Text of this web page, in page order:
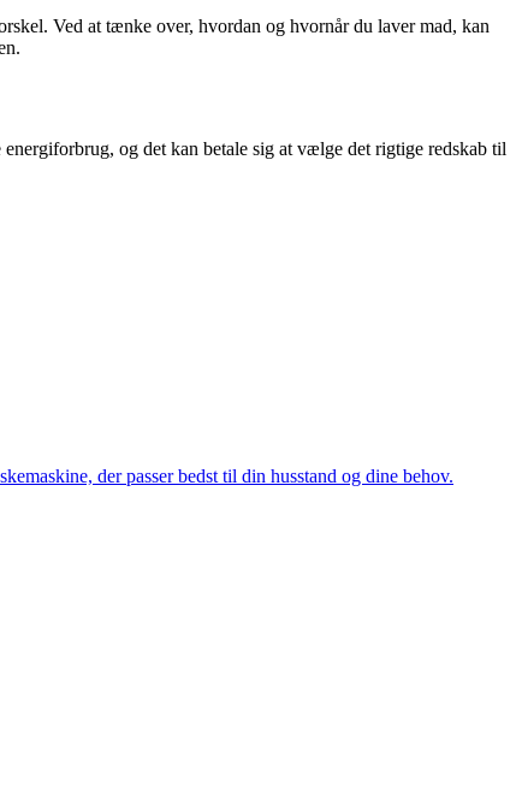
Ved at tænke over, hvordan og hvornår du laver mad, kan
og det kan betale sig at vælge det rigtige redskab til
der passer bedst til din husstand og dine behov.